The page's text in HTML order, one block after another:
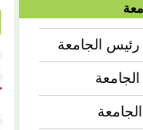
الجامعة
الجامعة